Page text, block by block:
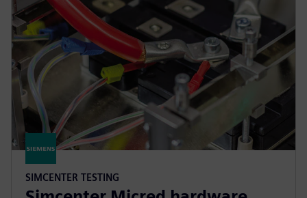
SIMCENTER TESTING